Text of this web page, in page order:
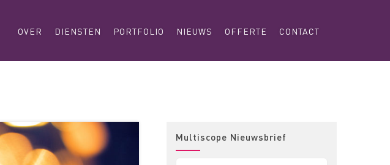
OVER DIENSTEN PORTFOLIO NIEUWS OFFERTE CONTACT
Multiscope Nieuwsbrief